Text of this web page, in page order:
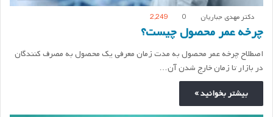
دکتر مهدی جباریان 0
2,249
چرخه عمر محصول چیست؟
اصطلاح چرخه عمر محصول به مدت زمان معرفی یک محصول به مصرف کنندگان
در بازار تا زمان خارج شدن آن…
بیشتر بخوانید »